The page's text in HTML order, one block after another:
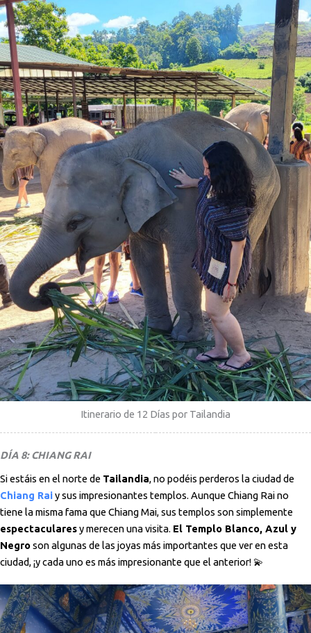
Itinerario de 12 Días por Tailandia
DÍA 8: CHIANG RAI
Si estáis en el norte de Tailandia, no podéis perderos la ciudad de
Chiang Raiy sus impresionantes templos. Aunque Chiang Rai no
tiene la misma fama que Chiang Mai, sus templos son simplemente
espectacularesy merecen una visita. El Templo Blanco, Azul y
Negroson algunas de las joyas más importantes que ver en esta
ciudad, ¡y cada uno es más impresionante que el anterior! 💫